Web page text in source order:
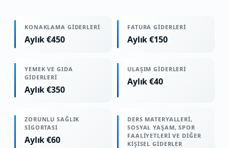
KONAKLAMA GIDERLERI
Aylık €450
FATURA GIDERLERI
Aylık €150
YEMEK VE GIDA
GIDERLERI
Aylık €350
ULAŞIM GIDERLERI
Aylık €40
ZORUNLU SAĞLIK
SIGORTASI
Aylık €60
DERS MATERYALLERI,
SOSYAL YAŞAM, SPOR
FAALIYETLERI VE DIĞER
KIŞISEL GIDERLER